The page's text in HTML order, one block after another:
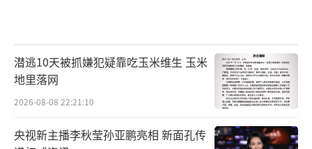
潜逃10天被抓嫌犯疑靠吃玉米维生 玉米
地里落网
2026-08-08 22:21:10
央视新主播李秋莹孙亚鹏亮相 新面孔传